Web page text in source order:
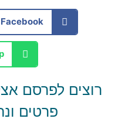
Facebook
רוצים לפרסם
פרטים